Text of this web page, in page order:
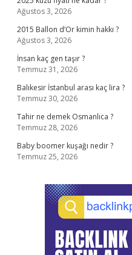
Ağustos 3, 2026
2015 Ballon d’Or kimin hakkı ?
Ağustos 3, 2026
İnsan kaç gen taşır ?
Temmuz 31, 2026
Balıkesir İstanbul arası kaç lira ?
Temmuz 30, 2026
Tahir ne demek Osmanlıca ?
Temmuz 28, 2026
Baby boomer kuşağı nedir ?
Temmuz 25, 2026